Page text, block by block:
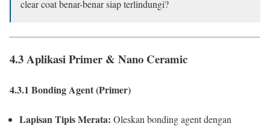
clear coat benar-benar siap terlindungi?
4.3 Aplikasi Primer & Nano Ceramic
4.3.1 Bonding Agent (Primer)
Lapisan Tipis Merata: Oleskan bonding agent dengan